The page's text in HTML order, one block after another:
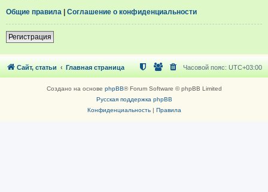
Общие правила | Соглашение о конфиденциальности
Регистрация
Сайт, статьи Главная страница Часовой пояс: UTC+03:00
Создано на основе phpBB® Forum Software © phpBB Limited
Русская поддержка phpBB
Конфиденциальность| Правила